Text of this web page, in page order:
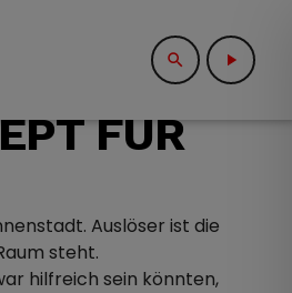
search play_arrow
close
FÜR
Auslöser ist die
steht.
hilfreich sein könnten,